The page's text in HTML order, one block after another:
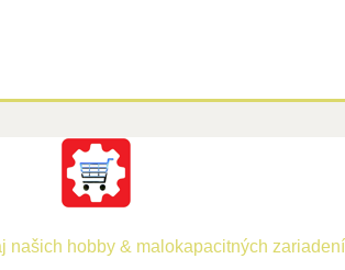
našich hobby & malokapacitných zariadení